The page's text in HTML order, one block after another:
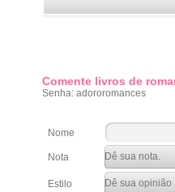
Comente livros de
Senha: adororomances
Nome
Nota
Estilo